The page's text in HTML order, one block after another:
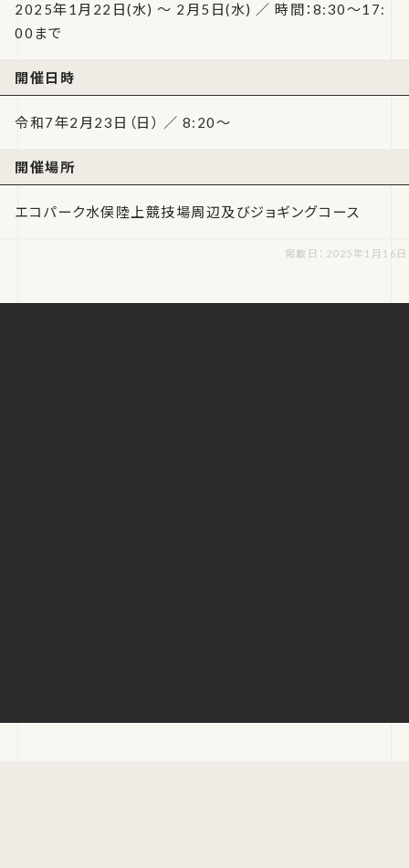
2025年1月22日(水) ～ 2月5日(水) ／ 時間：8:30～17:
00まで
開催日時
令和7年2月23日（日） ／ 8:20～
開催場所
エコパーク水俣陸上競技場周辺及びジョギングコース
掲載日：2025年1月16日